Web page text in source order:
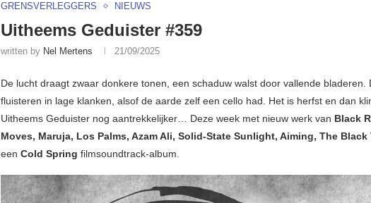
GRENSVERLEGGERS NIEUWS
Uitheems Geduister #359
written by Nel Mertens 21/09/2025
De lucht draagt zwaar donkere tonen, een schaduw walst door vallende bladeren.
fluisteren in lage klanken, alsof de aarde zelf een cello had. Het is herfst en dan
Uitheems Geduister nog aantrekkelijker… Deze week met nieuw werk van Black
Moves, Maruja, Los Palms, Azam Ali, Solid-State Sunlight, Aiming, The
een Cold Spring filmsoundtrack-album.